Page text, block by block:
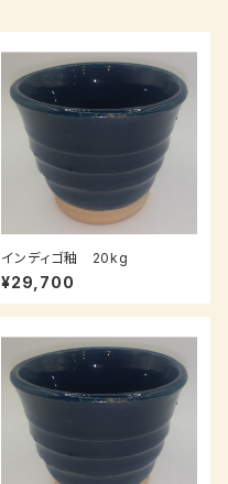
インディゴ釉 20kg
¥29,700